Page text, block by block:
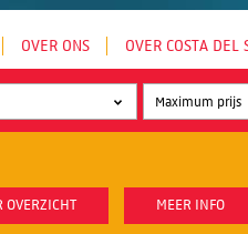
OVER ONS OVER COSTA DEL
OVERZICHT MEER INFO